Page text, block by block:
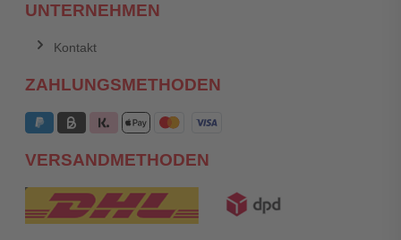
UNTERNEHMEN
Kontakt
ZAHLUNGSMETHODEN
VERSANDMETHODEN